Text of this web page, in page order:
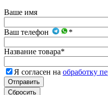
Ваше имя
Ваш телефон *
Название товара*
Я согласен на обработку